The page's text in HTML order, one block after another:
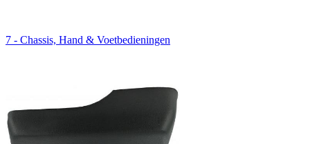
7 - Chassis, Hand & Voetbedieningen